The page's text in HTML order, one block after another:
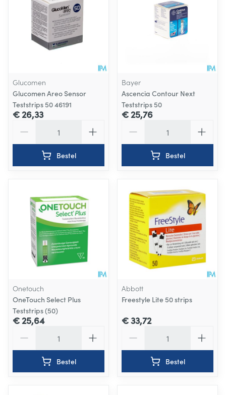
Glucomen
Glucomen Areo Sensor
Teststrips 50 46191
€ 26,33
Bestel
Bayer
Ascencia Contour Next
Teststrips 50
€ 25,76
Bestel
Onetouch
OneTouch Select Plus
Teststrips (50)
€ 25,64
Bestel
Abbott
Freestyle Lite 50 strips
€ 33,72
Bestel